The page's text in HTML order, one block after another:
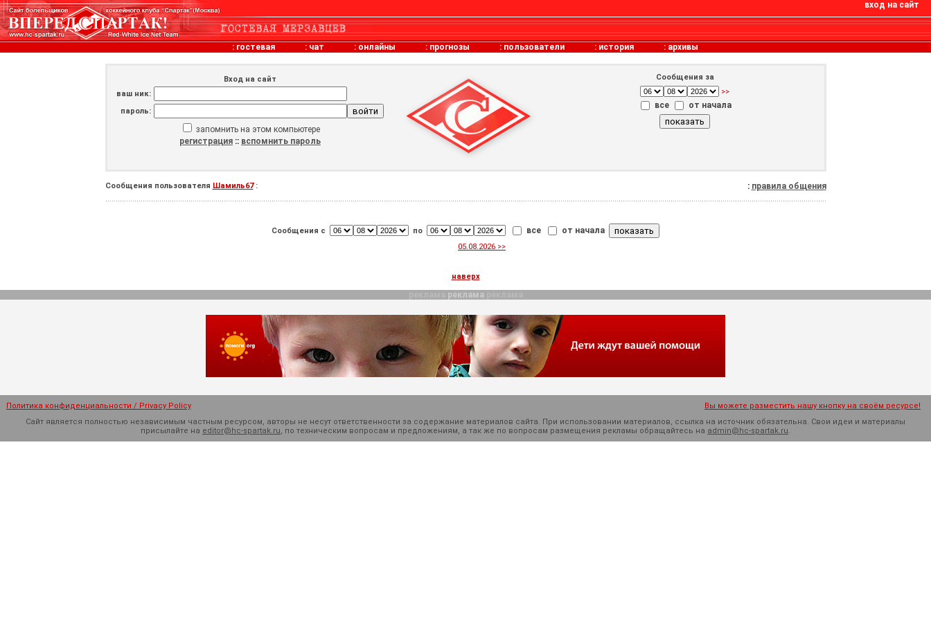
вход на сайт
: гостевая : чат : онлайны : прогнозы : пользователи : история : архивы
Вход на сайт
ваш ник:
пароль:
запомнить на этом компьютере
регистрация :: вспомнить пароль
Сообщения за
>>
все от начала
Сообщения пользователя Шамиль67: : правила общения
Сообщения с по все от начала
05.08.2026 >>
наверх
реклама
Политика конфиденциальности / Privacy Policy
Вы можете разместить нашу кнопку на своём ресурсе!
Сайт является полностью независимым частным ресурсом, авторы не несут ответственности за содержание материалов сайта. При использовании материалов, ссылка на источник обязательна. Cвои идеи и материалы
присылайте на editor@hc-spartak.ru, по техническим вопросам и предложениям, а так же по вопросам размещения рекламы обращайтесь на admin@hc-spartak.ru.